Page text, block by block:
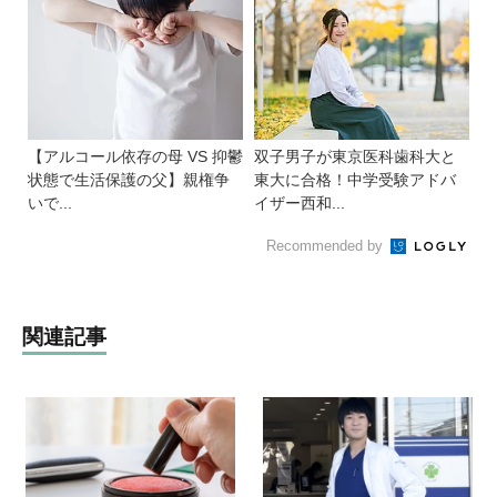
【アルコール依存の母 VS 抑鬱
状態で生活保護の父】親権争
いで...
双子男子が東京医科歯科大と
東大に合格！中学受験アドバ
イザー西和...
Recommended by
関連記事